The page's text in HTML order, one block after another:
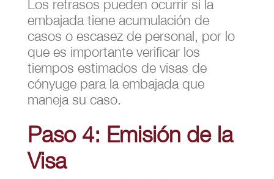
Los retrasos pueden ocurrir si la
embajada tiene acumulación de
casos o escasez de personal, por lo
que es importante verificar los
tiempos estimados de visas de
cónyuge para la embajada que
maneja su caso.
Paso 4: Emisión de la
Visa